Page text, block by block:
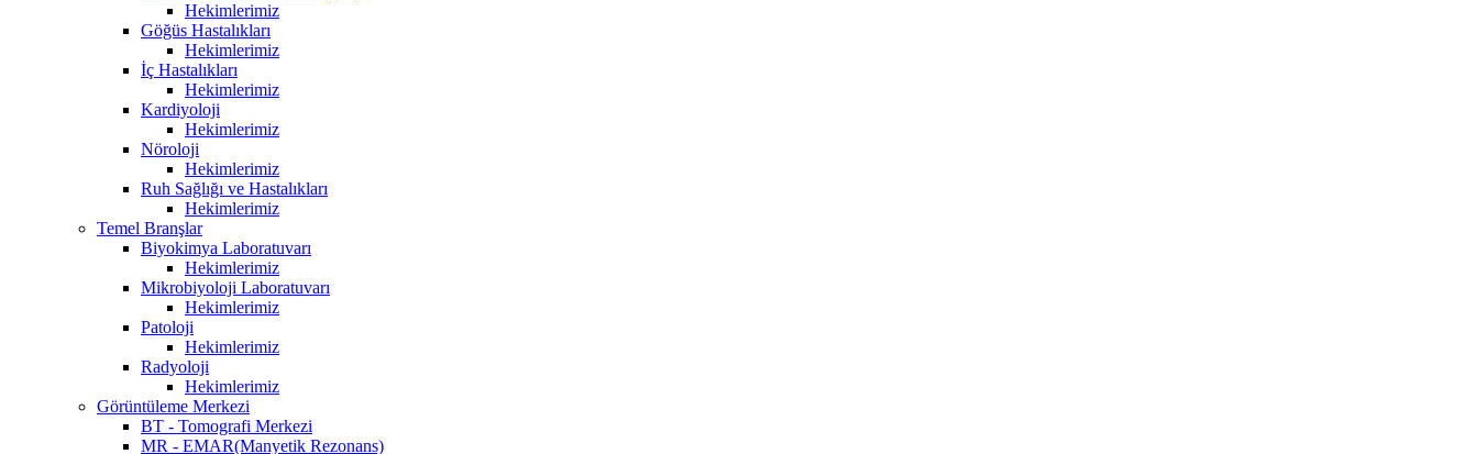
Hekimlerimiz
Göğüs Hastalıkları
Hekimlerimiz
İç Hastalıkları
Hekimlerimiz
Kardiyoloji
Hekimlerimiz
Nöroloji
Hekimlerimiz
Ruh Sağlığı ve Hastalıkları
Hekimlerimiz
Temel Branşlar
Biyokimya Laboratuvarı
Hekimlerimiz
Mikrobiyoloji Laboratuvarı
Hekimlerimiz
Patoloji
Hekimlerimiz
Radyoloji
Hekimlerimiz
Görüntüleme Merkezi
BT - Tomografi Merkezi
MR - EMAR(Manyetik Rezonans)